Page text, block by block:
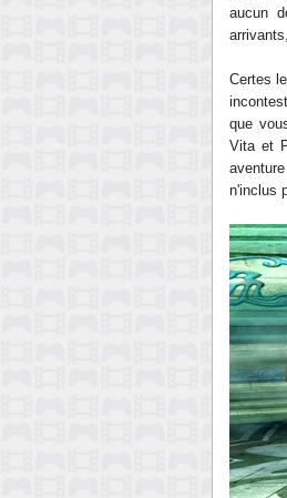
aucun
Certes
que
Vita et
n'inclus